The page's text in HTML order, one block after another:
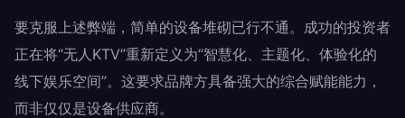
要克服上述弊端，简单的设备堆砌已行不通。成功的投资者
正在将“无人KTV”重新定义为“智慧化、主题化、体验化的
线下娱乐空间”。这要求品牌方具备强大的综合赋能能力，
而非仅仅是设备供应商。